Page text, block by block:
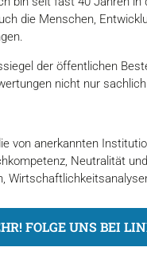
die Menschen,
der öffentlichen
nicht nur
von anerkannten
Neutralität
FOLGE UNS BEI